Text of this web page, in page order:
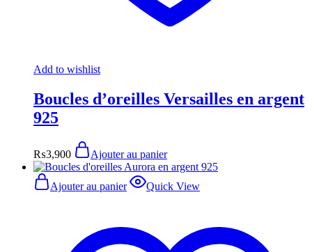
Add to wishlist
Boucles d’oreilles Versailles en argent
925
₨3,900 Ajouter au panier
Ajouter au panier Quick View